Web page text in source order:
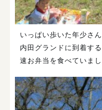
いっぱい歩いた年少さん
内田グランドに到着す
速お弁当を食べていまし